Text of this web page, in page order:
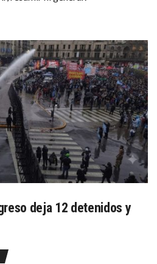
deja 12 detenidos y